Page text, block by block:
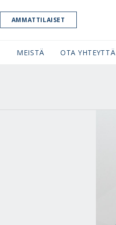
AMMATTILAISET
MEISTÄ OTA YHTEYTTÄ